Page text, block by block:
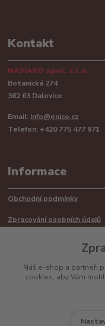
Kontakt
NASIAKO spol. s.r.o.
Botanická 274
362 63 Dalovice
Email: info@enico.cz
Telefon: +420 775 477 971
Informace
Obchodní podmínky
Zpracování osobních údajů
Mimosoudní řešení sporů
Náš e-shop a partneři
cookies, aby Vám